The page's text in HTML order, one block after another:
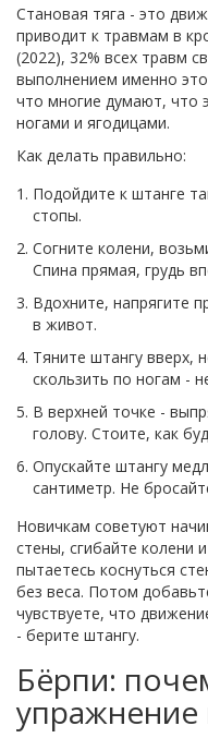
Становая тяга - это
приводит к травмам в
(2022), 32% всех травм
выполнением именно
что многие думают, что
ногами и ягодицами.
Как делать правильно:
Подойдите к штанге
стопы.
Согните колени,
Спина прямая, грудь
Вдохните, напрягите
в живот.
Тяните штангу вверх,
скользить по ногам -
В верхней точке -
голову. Стоите, как
Опускайте штангу
сантиметр. Не
Новичкам советуют
стены, сгибайте колени
пытаетесь коснуться
без веса. Потом
чувствуете, что
- берите штангу.
Бёрпи:
упражнение